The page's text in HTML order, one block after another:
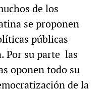
de los
se proponen
públicas
Por su parte las
oponen todo su
de la